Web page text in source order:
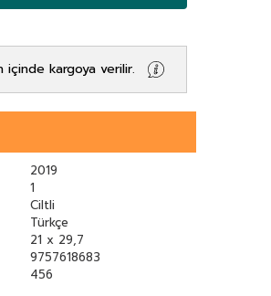
kargoya verilir.
2019
1
Ciltli
Türkçe
21 x 29,7
9757618683
456